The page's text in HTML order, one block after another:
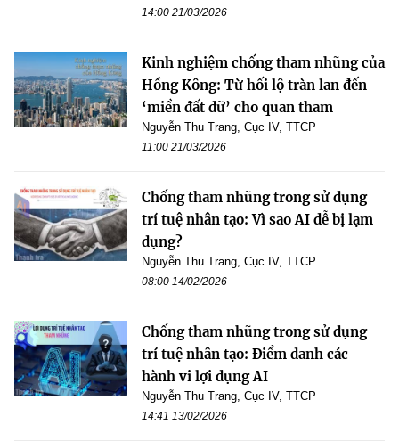
14:00 21/03/2026
Kinh nghiệm chống tham nhũng của
Hồng Kông: Từ hối lộ tràn lan đến
‘miền đất dữ’ cho quan tham
Nguyễn Thu Trang, Cục IV, TTCP
11:00 21/03/2026
Chống tham nhũng trong sử dụng
trí tuệ nhân tạo: Vì sao AI dễ bị lạm
dụng?
Nguyễn Thu Trang, Cục IV, TTCP
08:00 14/02/2026
Chống tham nhũng trong sử dụng
trí tuệ nhân tạo: Điểm danh các
hành vi lợi dụng AI
Nguyễn Thu Trang, Cục IV, TTCP
14:41 13/02/2026